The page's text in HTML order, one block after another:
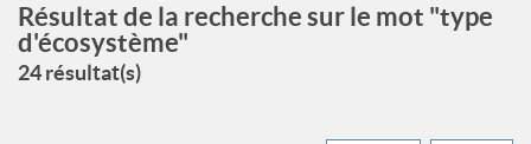
Résultat de la recherche sur le mot "type
d'écosystème"
24 résultat(s)